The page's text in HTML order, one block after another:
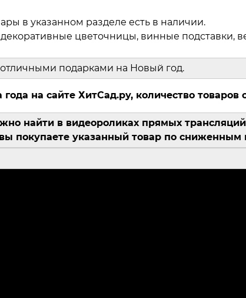
в указанном разделе есть в наличии.
цветочницы, винные подставки,
отличными подарками на Новый год.
на сайте ХитСад.ру, количество товаров
найти в видеороликах прямых
покупаете указанный товар по сниженным